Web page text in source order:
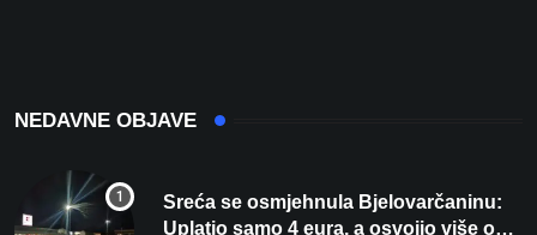
NEDAVNE OBJAVE
Sreća se osmjehnula Bjelovarčaninu:
Uplatio samo 4 eura, a osvojio više od